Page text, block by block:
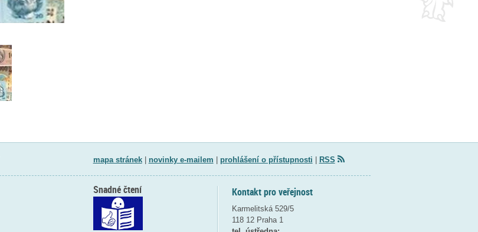
mapa stránek| novinky e-mailem prohlášení o přístupnosti RSS
Kontakt pro veřejnost
Karmelitská 529/5
118 12 Praha 1
Snadné čtení